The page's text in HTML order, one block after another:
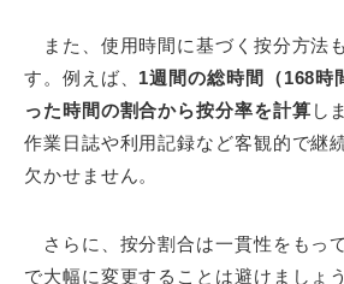
また、使用時間に基づく按分方法
す。例えば、 1週間の総時間（168時
った時間の割合から按分率を計算 し
作業日誌や利用記録など客観的で継
欠かせません。
さらに、按分割合は一貫性をもっ
で大幅に変更することは避けましょ